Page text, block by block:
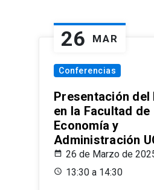
26 MAR
Conferencias
Presentación del
en la Facultad de
Economía y
Administración
26 de Marzo de
13:30 a 14:30